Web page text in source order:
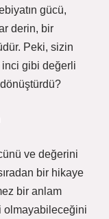
gücü,
derin, bir
Peki, sizin
inci gibi değerli
ve değerini
bir hikaye
bir anlam
olmayabileceğini